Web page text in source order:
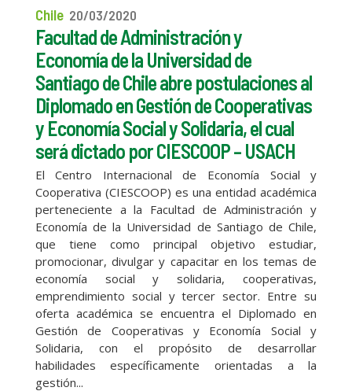
Chile 20/03/2020
Facultad de Administración y
Economía de la Universidad de
Santiago de Chile abre postulaciones al
Diplomado en Gestión de Cooperativas
y Economía Social y Solidaria, el cual
será dictado por CIESCOOP – USACH
El Centro Internacional de Economía Social y
Cooperativa (CIESCOOP) es una entidad académica
perteneciente a la Facultad de Administración y
Economía de la Universidad de Santiago de Chile,
que tiene como principal objetivo estudiar,
promocionar, divulgar y capacitar en los temas de
economía social y solidaria, cooperativas,
emprendimiento social y tercer sector. Entre su
oferta académica se encuentra el Diplomado en
Gestión de Cooperativas y Economía Social y
Solidaria, con el propósito de desarrollar
habilidades específicamente orientadas a la
gestión...